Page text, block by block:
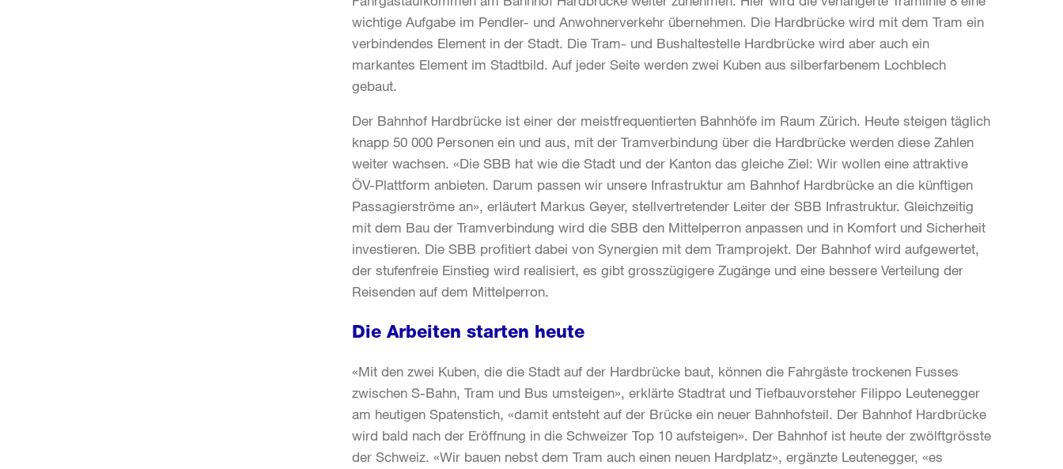
wichtige Aufgabe im Pendler- und Anwohnerverkehr übernehmen. Die Hardbrücke wird mit dem Tram ein
verbindendes Element in der Stadt. Die Tram- und Bushaltestelle Hardbrücke wird aber auch ein
markantes Element im Stadtbild. Auf jeder Seite werden zwei Kuben aus silberfarbenem Lochblech
gebaut.
Der Bahnhof Hardbrücke ist einer der meistfrequentierten Bahnhöfe im Raum Zürich. Heute steigen täglich
knapp 50 000 Personen ein und aus, mit der Tramverbindung über die Hardbrücke werden diese Zahlen
weiter wachsen. «Die SBB hat wie die Stadt und der Kanton das gleiche Ziel: Wir wollen eine attraktive
ÖV-Plattform anbieten. Darum passen wir unsere Infrastruktur am Bahnhof Hardbrücke an die künftigen
Passagierströme an», erläutert Markus Geyer, stellvertretender Leiter der SBB Infrastruktur. Gleichzeitig
mit dem Bau der Tramverbindung wird die SBB den Mittelperron anpassen und in Komfort und Sicherheit
investieren. Die SBB profitiert dabei von Synergien mit dem Tramprojekt. Der Bahnhof wird aufgewertet,
der stufenfreie Einstieg wird realisiert, es gibt grosszügigere Zugänge und eine bessere Verteilung der
Reisenden auf dem Mittelperron.
Die Arbeiten starten heute
«Mit den zwei Kuben, die die Stadt auf der Hardbrücke baut, können die Fahrgäste trockenen Fusses
zwischen S-Bahn, Tram und Bus umsteigen», erklärte Stadtrat und Tiefbauvorsteher Filippo Leutenegger
am heutigen Spatenstich, «damit entsteht auf der Brücke ein neuer Bahnhofsteil. Der Bahnhof Hardbrücke
wird bald nach der Eröffnung in die Schweizer Top 10 aufsteigen». Der Bahnhof ist heute der zwölftgrösste
der Schweiz. «Wir bauen nebst dem Tram auch einen neuen Hardplatz», ergänzte Leutenegger, «es